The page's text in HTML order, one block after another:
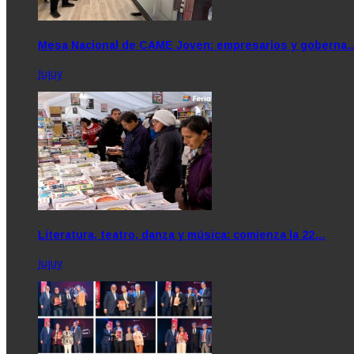
Mesa Nacional de CAME Joven: empresarios y
Jujuy
Literatura, teatro, danza y música: comienza la 22…
Jujuy